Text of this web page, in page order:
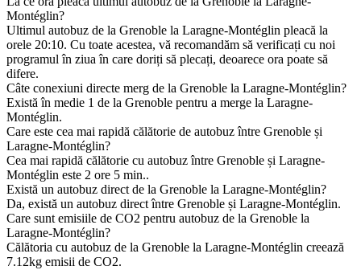
Montéglin?
Ultimul autobuz de la Grenoble la Laragne-Montéglin pleacă la
orele 20:10. Cu toate acestea, vă recomandăm să verificați cu noi
programul în ziua în care doriți să plecați, deoarece ora poate să
difere.
Câte conexiuni directe merg de la Grenoble la Laragne-Montéglin?
Există în medie 1 de la Grenoble pentru a merge la Laragne-
Montéglin.
Care este cea mai rapidă călătorie de autobuz între Grenoble și
Laragne-Montéglin?
Cea mai rapidă călătorie cu autobuz între Grenoble și Laragne-
Montéglin este 2 ore 5 min..
Există un autobuz direct de la Grenoble la Laragne-Montéglin?
Da, există un autobuz direct între Grenoble și Laragne-Montéglin.
Care sunt emisiile de CO2 pentru autobuz de la Grenoble la
Laragne-Montéglin?
Călătoria cu autobuz de la Grenoble la Laragne-Montéglin creează
7.12kg emisii de CO2.